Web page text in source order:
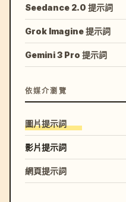
Seedance 2.0 提示詞
Grok Imagine 提示詞
Gemini 3 Pro 提示詞
依媒介瀏覽
圖片提示詞
影片提示詞
網頁提示詞